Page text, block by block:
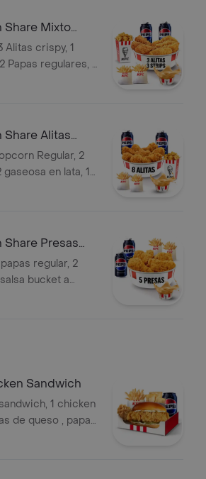
Share Mixto
Alitas crispy, 1
Papas regulares, 2
bucket a
Alitas
Regular, 2
en lata, 1
Presas
regular, 2
bucket a
Sandwich
1 chicken
de queso , papa
en lata